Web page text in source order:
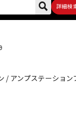
詳細検
/ アンプステーション